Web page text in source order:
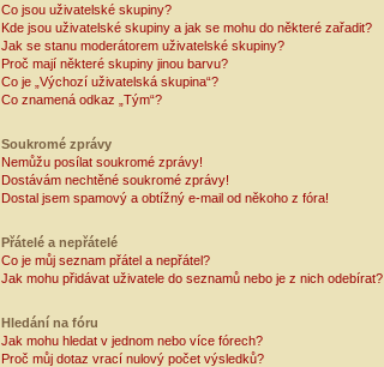
Co jsou uživatelské skupiny?
Kde jsou uživatelské skupiny a jak se mohu do některé zařadit?
Jak se stanu moderátorem uživatelské skupiny?
Proč mají některé skupiny jinou barvu?
Co je „Výchozí uživatelská skupina“?
Co znamená odkaz „Tým“?
Soukromé zprávy
Nemůžu posílat soukromé zprávy!
Dostávám nechtěné soukromé zprávy!
Dostal jsem spamový a obtížný e-mail od někoho z fóra!
Přátelé a nepřátelé
Co je můj seznam přátel a nepřátel?
Jak mohu přidávat uživatele do seznamů nebo je z nich odebírat?
Hledání na fóru
Jak mohu hledat v jednom nebo více fórech?
Proč můj dotaz vrací nulový počet výsledků?